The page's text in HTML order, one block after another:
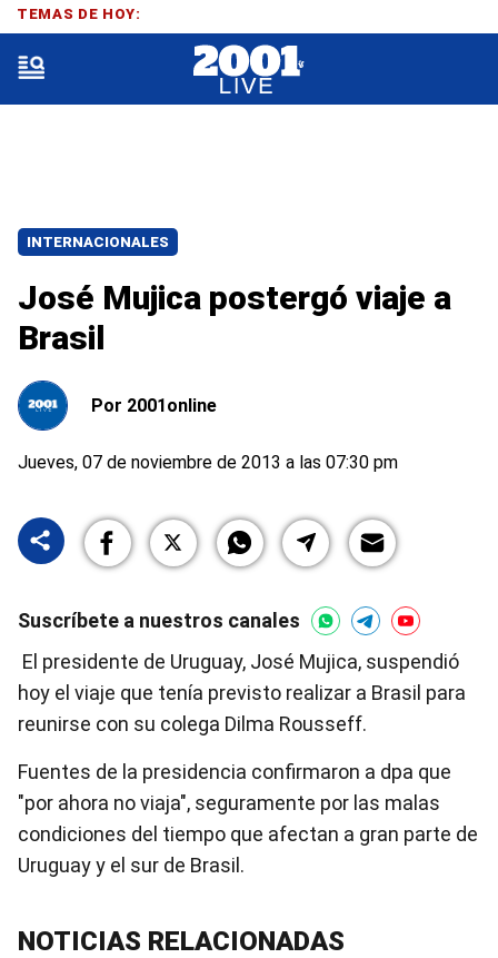
INTERNACIONALES
José Mujica postergó viaje a
Brasil
Por 2001online
Jueves, 07 de noviembre de 2013 a las 07:30 pm
Suscríbete a nuestros canales
El presidente de Uruguay, José Mujica, suspendió
hoy el viaje que tenía previsto realizar a Brasil para
reunirse con su colega Dilma Rousseff.
Fuentes de la presidencia confirmaron a dpa que
"por ahora no viaja", seguramente por las malas
condiciones del tiempo que afectan a gran parte de
Uruguay y el sur de Brasil.
NOTICIAS RELACIONADAS
TEMAS DE HOY: